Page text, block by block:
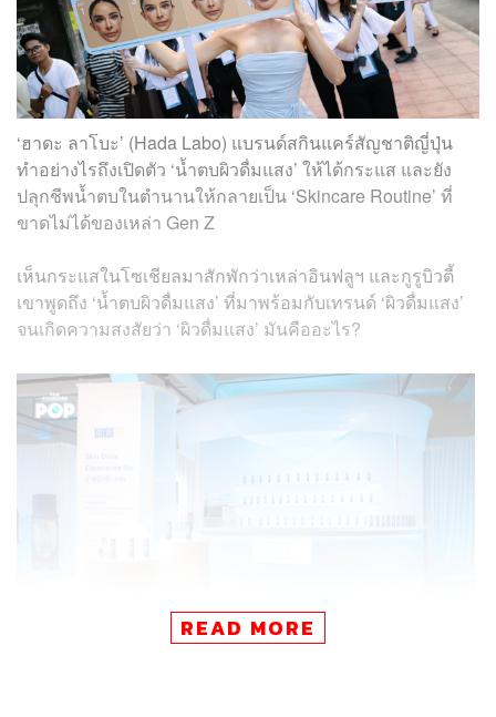
‘ฮาดะ ลาโบะ’ (Hada Labo) แบรนด์สกินแคร์สัญชาติญี่ปุ่น
ทำอย่างไรถึงเปิดตัว ‘น้ำตบผิวดื่มแสง’ ให้ได้กระแส และยัง
ปลุกชีพน้ำตบในตำนานให้กลายเป็น ‘Skincare Routine’ ที่
ขาดไม่ได้ของเหล่า Gen Z​
เห็นกระแสในโซเชียลมาสักพักว่าเหล่าอินฟลูฯ และกูรูบิวตี้
เขาพูดถึง ‘น้ำตบผิวดื่มแสง’ ที่มาพร้อมกับเทรนด์ ‘ผิวดื่มแสง’
จนเกิดความสงสัยว่า ‘ผิวดื่มแสง’ มันคืออะไร?
READ MORE